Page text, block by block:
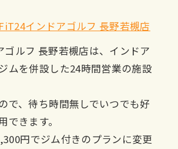
FiT24インドアゴルフ 長野若槻店
ゴルフ 長野若槻店は、インドア
ムを併設した24時間営業の施設
で、待ち時間無しでいつでも好
できます。
円でジム付きのプランに変更